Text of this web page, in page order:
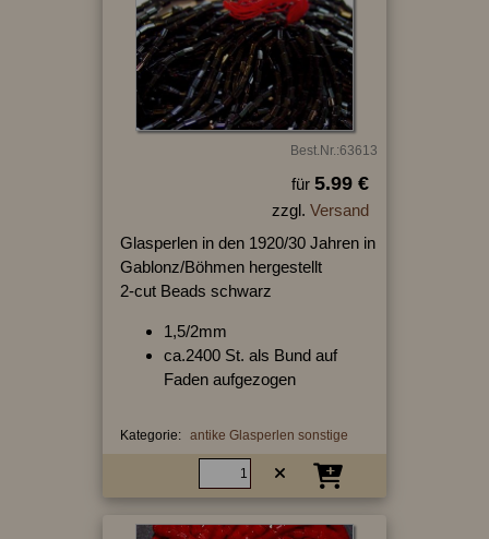
Best.Nr.:63613
für 5.99 €
zzgl. Versand
Glasperlen in den 1920/30 Jahren in
Gablonz/Böhmen hergestellt
2-cut Beads schwarz
1,5/2mm
ca.2400 St. als Bund auf
Faden aufgezogen
Kategorie: antike Glasperlen sonstige